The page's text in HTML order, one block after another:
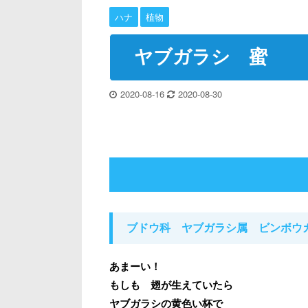
ハナ
植物
ヤブガラシ 蜜
2020-08-16 2020-08-30
ブドウ科 ヤブガラシ属 ビンボウ
あまーい！
もしも 翅が生えていたら
ヤブガラシの黄色い杯で